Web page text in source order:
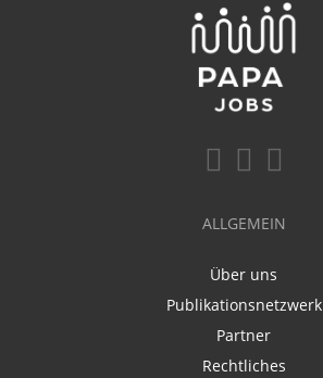
ALLGEMEIN
Über uns
Publikationsnetzwerk
Partner
Rechtliches